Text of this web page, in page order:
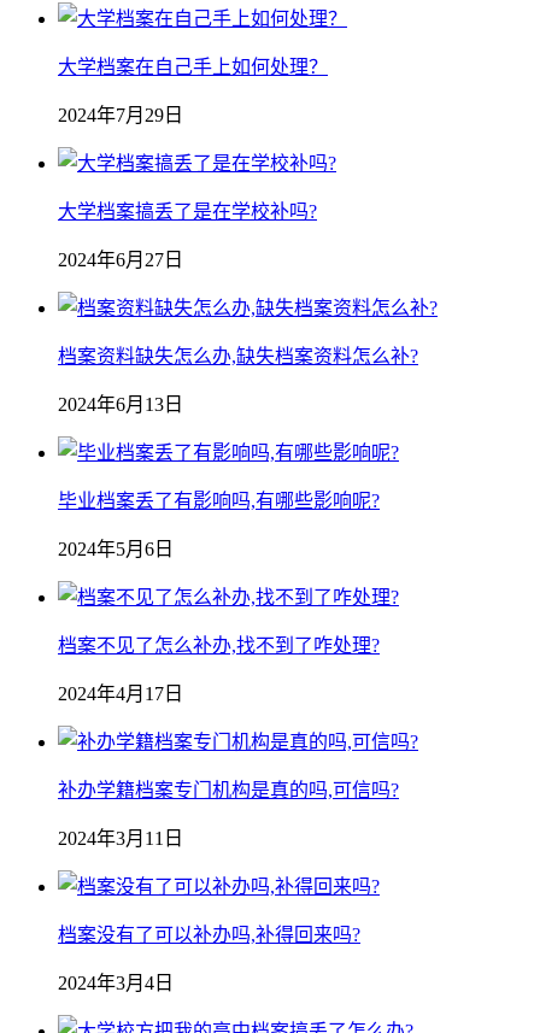
大学档案在自己手上如何处理？
2024年7月29日
大学档案搞丢了是在学校补吗?
2024年6月27日
档案资料缺失怎么办,缺失档案资料怎么补?
2024年6月13日
毕业档案丢了有影响吗,有哪些影响呢?
2024年5月6日
档案不见了怎么补办,找不到了咋处理?
2024年4月17日
补办学籍档案专门机构是真的吗,可信吗?
2024年3月11日
档案没有了可以补办吗,补得回来吗?
2024年3月4日